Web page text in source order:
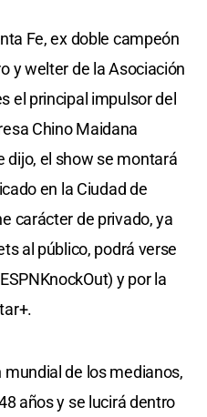
Fe, ex doble campeón
y welter de la Asociación
el principal impulsor del
Chino Maidana
dijo, el show se montará
en la Ciudad de
carácter de privado, ya
al público, podrá verse
y por la
de los medianos,
años y se lucirá dentro